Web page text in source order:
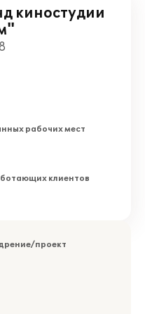
киностудии
рабочих мест
клиентов
проект